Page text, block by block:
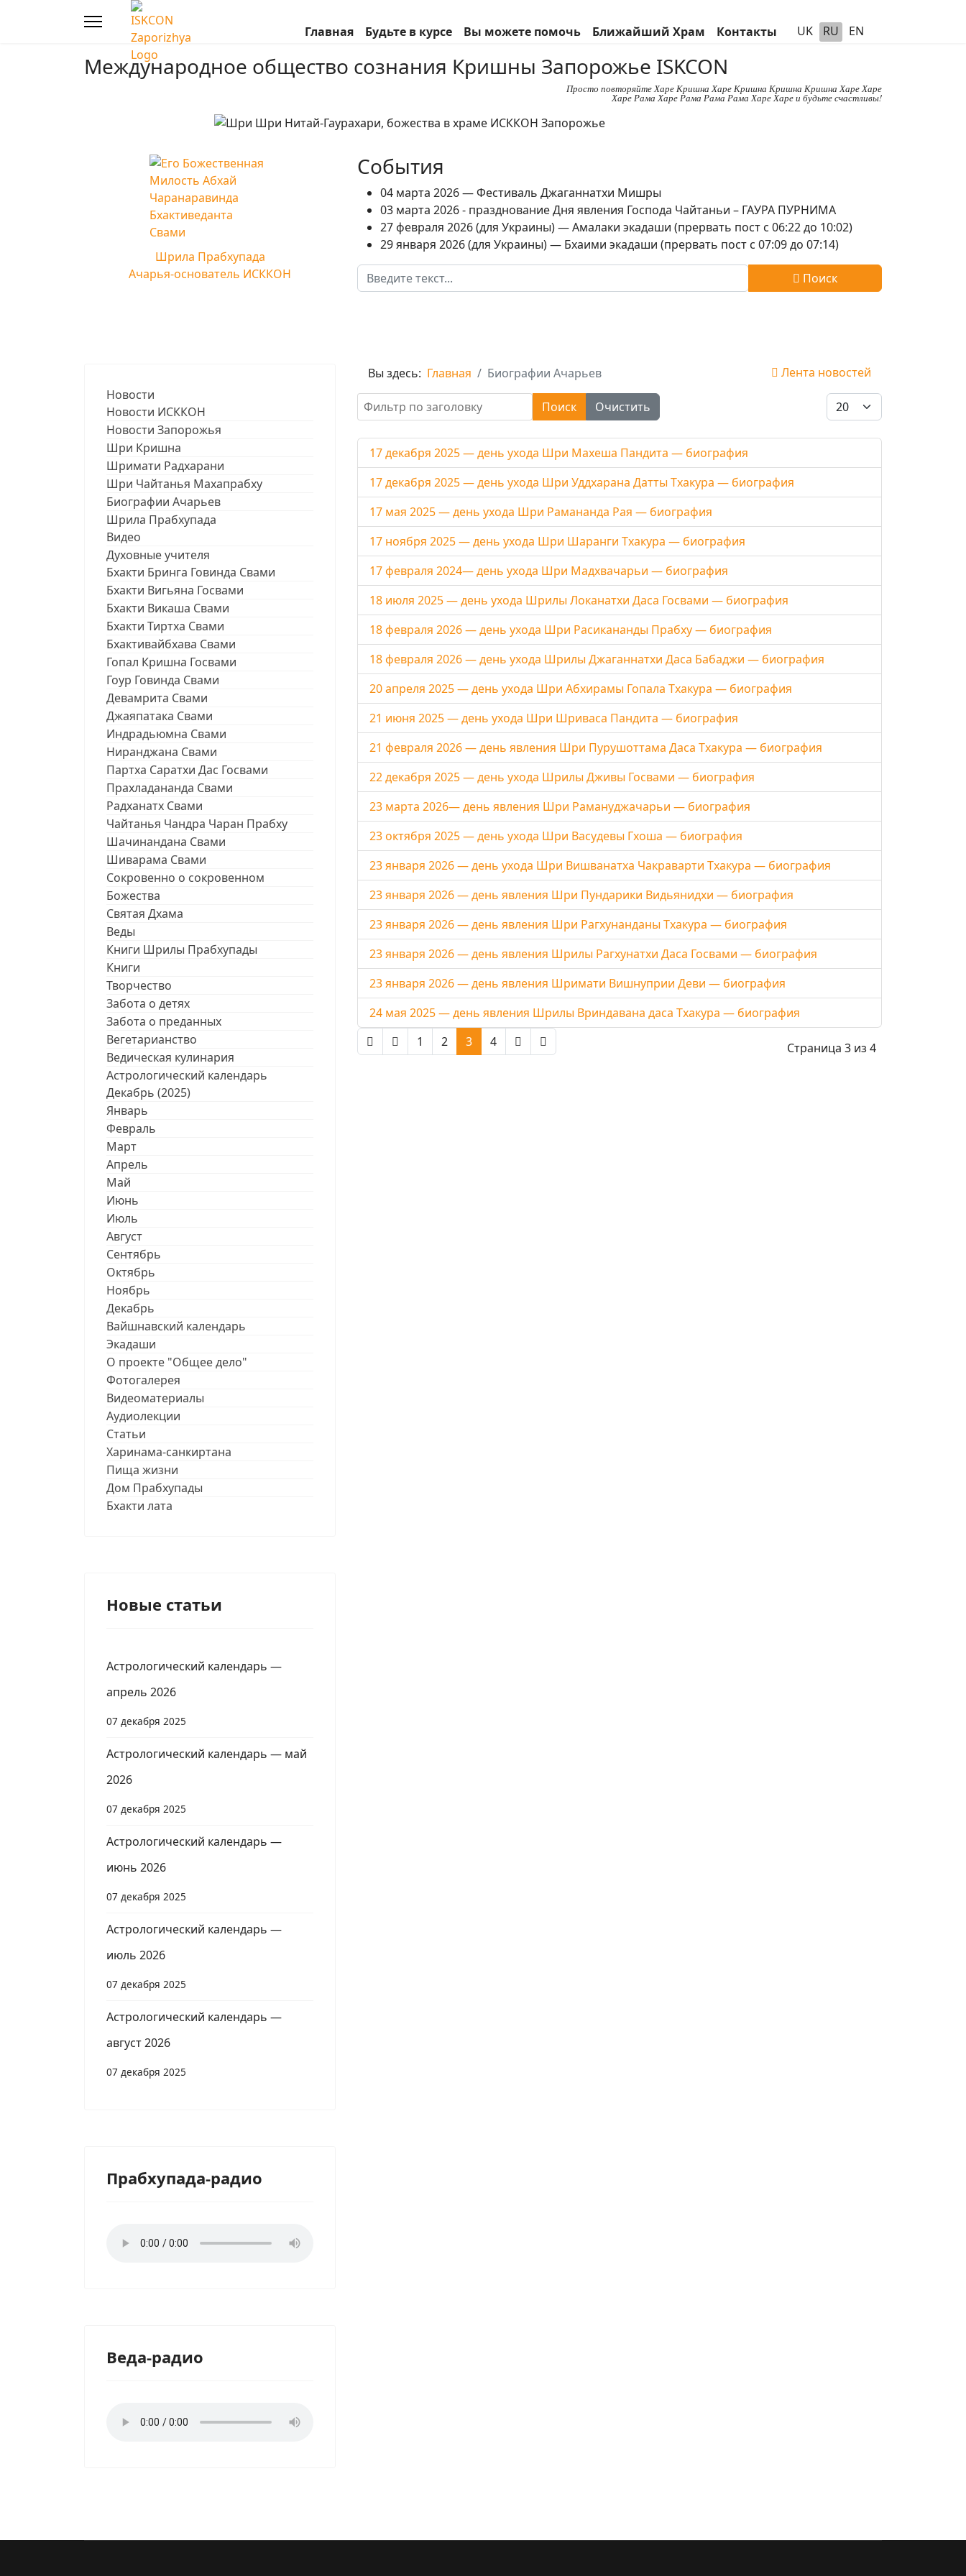
Главная Будьте в курсе Вы можете помочь Ближайший Храм Контакты UK RU EN
Международное общество сознания Кришны Запорожье ISKCON
Просто повторяйте Харе Кришна Харе Кришна Кришна Кришна Харе Харе
Харе Рама Харе Рама Рама Рама Харе Харе и будьте счастливы!
Шрила Прабхупада
Ачарья-основатель ИСККОН
События
04 марта 2026 — Фестиваль Джаганнатхи Мишры
03 марта 2026 - празднование Дня явления Господа Чайтаньи – ГАУРА ПУРНИМА
27 февраля 2026 (для Украины) — Амалаки экадаши (прервать пост с 06:22 до 10:02)
29 января 2026 (для Украины) — Бхаими экадаши (прервать пост с 07:09 до 07:14)
Поиск
Поиск
Новости
Новости ИСККОН
Новости Запорожья
Шри Кришна
Шримати Радхарани
Шри Чайтанья Махапрабху
Биографии Ачарьев
Шрила Прабхупада
Видео
Духовные учителя
Бхакти Бринга Говинда Свами
Бхакти Вигьяна Госвами
Бхакти Викаша Свами
Бхакти Тиртха Свами
Бхактивайбхава Свами
Гопал Кришна Госвами
Гоур Говинда Свами
Девамрита Свами
Джаяпатака Свами
Индрадьюмна Свами
Ниранджана Свами
Партха Саратхи Дас Госвами
Прахладананда Свами
Радханатх Свами
Чайтанья Чандра Чаран Прабху
Шачинандана Свами
Шиварама Свами
Сокровенно о сокровенном
Божества
Святая Дхама
Веды
Книги Шрилы Прабхупады
Книги
Творчество
Забота о детях
Забота о преданных
Вегетарианство
Ведическая кулинария
Астрологический календарь
Декабрь (2025)
Январь
Февраль
Март
Апрель
Май
Июнь
Июль
Август
Сентябрь
Октябрь
Ноябрь
Декабрь
Вайшнавский календарь
Экадаши
О проекте "Общее дело"
Фотогалерея
Видеоматериалы
Аудиолекции
Статьи
Харинама-санкиртана
Пища жизни
Дом Прабхупады
Бхакти лата
Новые статьи
Астрологический календарь —
апрель 2026
07 декабря 2025
Астрологический календарь — май
2026
07 декабря 2025
Астрологический календарь —
июнь 2026
07 декабря 2025
Астрологический календарь —
июль 2026
07 декабря 2025
Астрологический календарь —
август 2026
07 декабря 2025
Прабхупада-радио
Веда-радио
Вы здесь: Главная Биографии Ачарьев
Лента новостей
Фильтр по заголовку
Поиск Очистить Кол-во строк:
17 декабря 2025 — день ухода Шри Махеша Пандита — биография
17 декабря 2025 — день ухода Шри Уддхарана Датты Тхакура — биография
17 мая 2025 — день ухода Шри Рамананда Рая — биография
17 ноября 2025 — день ухода Шри Шаранги Тхакура — биография
17 февраля 2024— день ухода Шри Мадхвачарьи — биография
18 июля 2025 — день ухода Шрилы Локанатхи Даса Госвами — биография
18 февраля 2026 — день ухода Шри Расикананды Прабху — биография
18 февраля 2026 — день ухода Шрилы Джаганнатхи Даса Бабаджи — биография
20 апреля 2025 — день ухода Шри Абхирамы Гопала Тхакура — биография
21 июня 2025 — день ухода Шри Шриваса Пандита — биография
21 февраля 2026 — день явления Шри Пурушоттама Даса Тхакура — биография
22 декабря 2025 — день ухода Шрилы Дживы Госвами — биография
23 марта 2026— день явления Шри Рамануджачарьи — биография
23 октября 2025 — день ухода Шри Васудевы Гхоша — биография
23 января 2026 — день ухода Шри Вишванатха Чакраварти Тхакура — биография
23 января 2026 — день явления Шри Пундарики Видьянидхи — биография
23 января 2026 — день явления Шри Рагхунанданы Тхакура — биография
23 января 2026 — день явления Шрилы Рагхунатхи Даса Госвами — биография
23 января 2026 — день явления Шримати Вишнуприи Деви — биография
24 мая 2025 — день явления Шрилы Вриндавана даса Тхакура — биография
Страница 3 из 4
1 2 3 4